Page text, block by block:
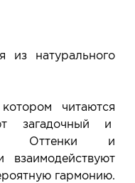
не обязывает: Вы
решаете,
Вас время -
из натурального
читаются
загадочный и
Оттенки и
гармонию.